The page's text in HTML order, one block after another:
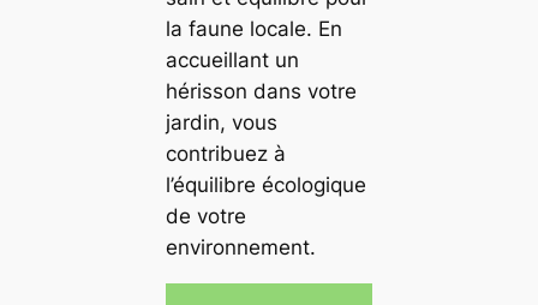
la faune locale. En
accueillant un
hérisson dans votre
jardin, vous
contribuez à
l’équilibre écologique
de votre
environnement.